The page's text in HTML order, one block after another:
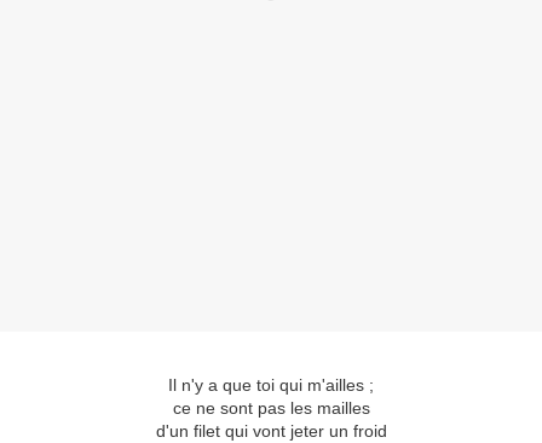
Il n'y a que toi qui m'ailles ;
ce ne sont pas les mailles
d'un filet qui vont jeter un froid